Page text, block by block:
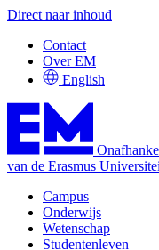
Direct naar inhoud
Contact
Over EM
English
van de Erasmus
Campus
Onderwijs
Wetenschap
Studentenleven